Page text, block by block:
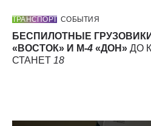
ТРАНСПОРТ СОБЫТИЯ
БЕСПИЛОТНЫЕ
«ВОСТОК» И М-4 «ДОН» ДО
СТАНЕТ 18